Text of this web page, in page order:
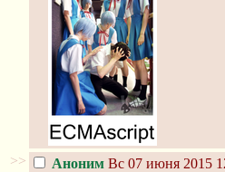
>> Аноним Вс 07 июня 2015